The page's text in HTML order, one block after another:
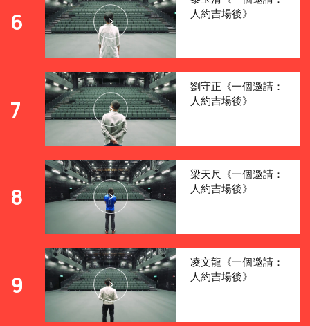
6
人約吉場後》
7
劉守正《一個邀請：
人約吉場後》
8
梁天尺《一個邀請：
人約吉場後》
9
凌文龍《一個邀請：
人約吉場後》